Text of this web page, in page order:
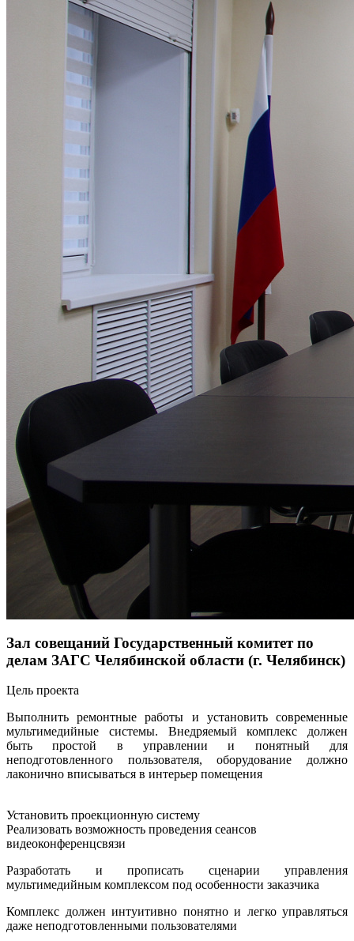
Зал совещаний Государственный комитет по
делам ЗАГС Челябинской области (г. Челябинск)
Цель проекта
Выполнить ремонтные работы и установить современные
мультимедийные системы. Внедряемый комплекс должен
быть простой в управлении и понятный для
неподготовленного пользователя, оборудование должно
лаконично вписываться в интерьер помещения
Установить проекционную систему
Реализовать возможность проведения сеансов
видеоконференцсвязи
Разработать и прописать сценарии управления
мультимедийным комплексом под особенности заказчика
Комплекс должен интуитивно понятно и легко управляться
даже неподготовленными пользователями